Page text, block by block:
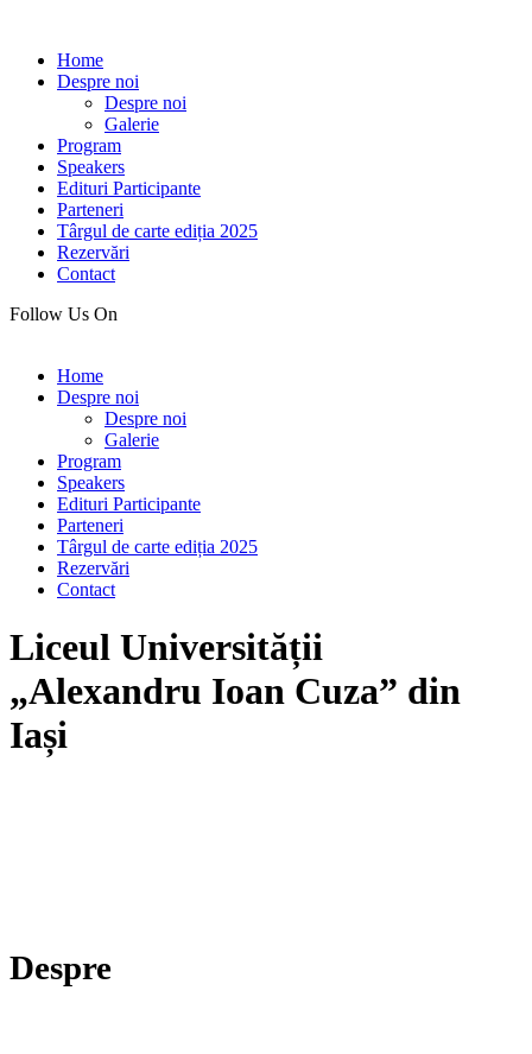
Home
Despre noi
Despre noi
Galerie
Program
Speakers
Edituri Participante
Parteneri
Târgul de carte ediția 2025
Rezervări
Contact
Follow Us On
Home
Despre noi
Despre noi
Galerie
Program
Speakers
Edituri Participante
Parteneri
Târgul de carte ediția 2025
Rezervări
Contact
Liceul Universității
„Alexandru Ioan Cuza” din
Iași
Despre